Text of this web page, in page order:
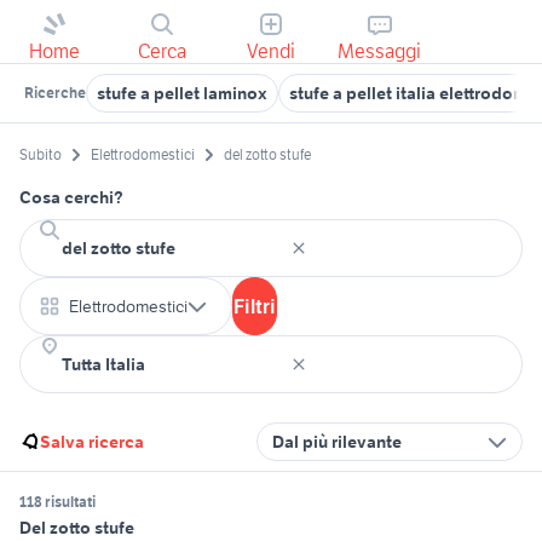
Home Cerca Vendi Messaggi
Ricerche stufe a pellet laminox stufe a pellet italia
Subito Elettrodomestici del zotto stufe
Cosa cerchi?
Elettrodomestici Filtri
Salva ricerca Dal più rilevante
118 risultati
Del zotto stufe